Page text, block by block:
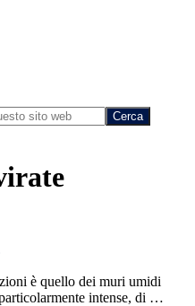
è quello dei muri umidi
intense, di …